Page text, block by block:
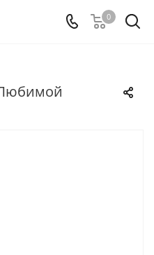
0